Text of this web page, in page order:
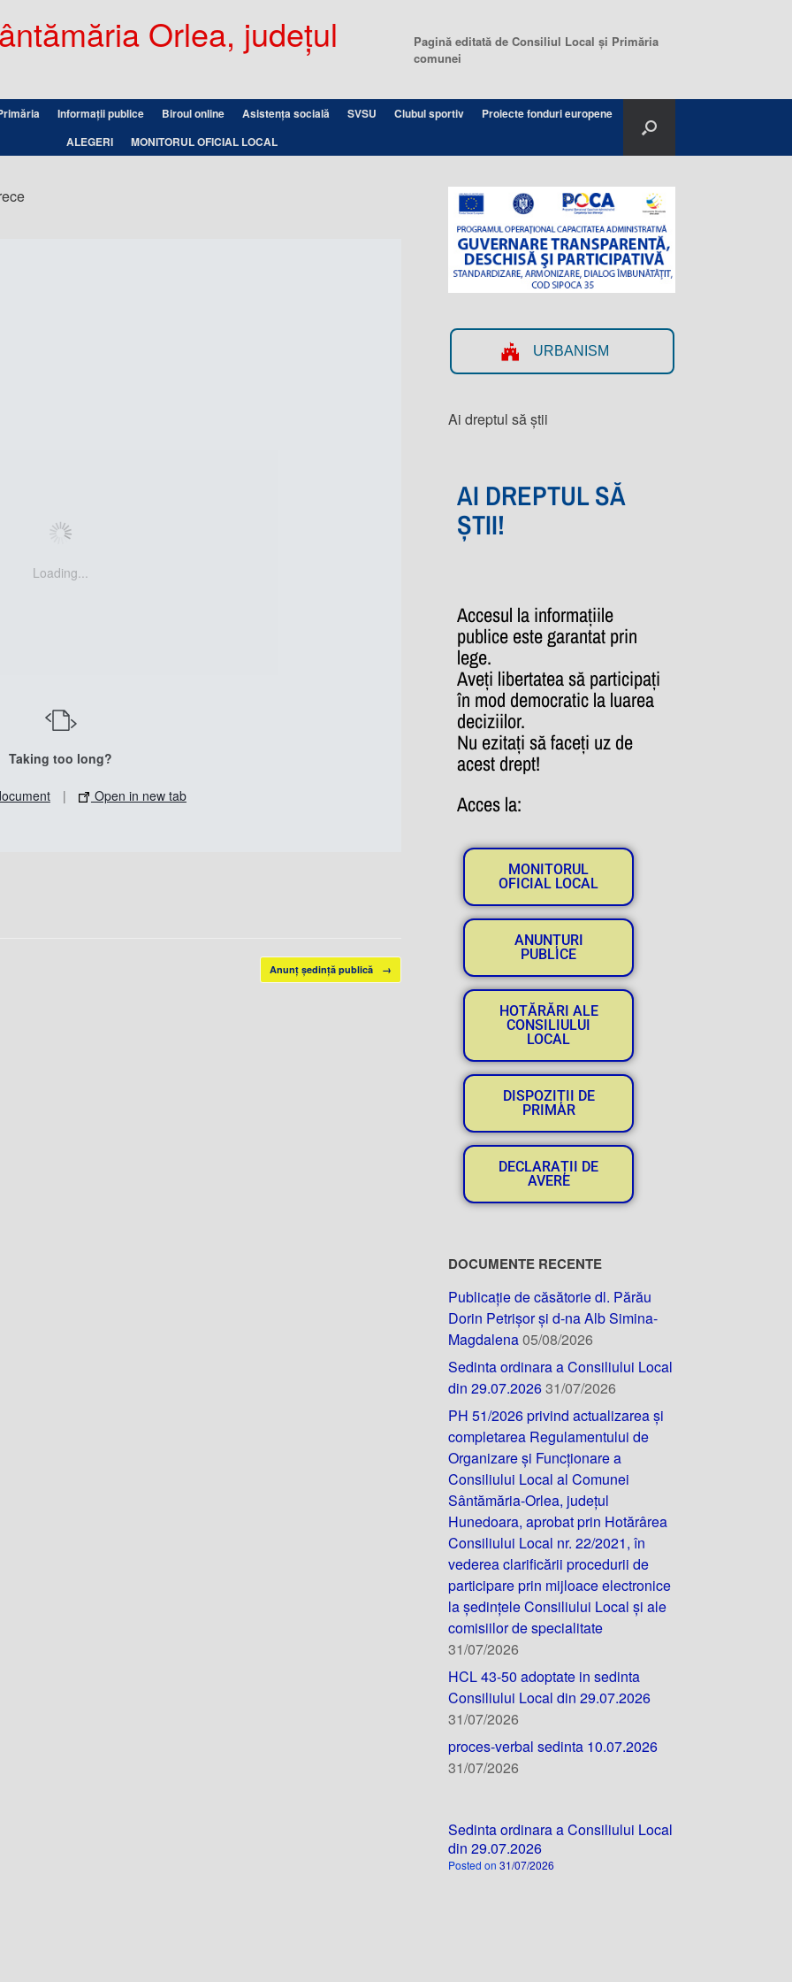
Orlea, județul
Pagină editată de Consiliul Local şi Primăria
comunei
Informații publice Biroul online Asistența socială SVSU Clubul sportiv
Proiecte fonduri europene
ALEGERI
MONITORUL OFICIAL LOCAL
Loading...
Taking too long?
| Open in new tab
Anunț ședință publică →
URBANISM
Ai dreptul să știi
AI DREPTUL SĂ
ȘTII!
Accesul la informațiile
publice este garantat prin
lege.
Aveți libertatea să participați
în mod democratic la luarea
deciziilor.
Nu ezitați să faceți uz de
acest drept!
Acces la:
MONITORUL
OFICIAL LOCAL
ANUNȚURI
PUBLICE
HOTĂRĂRI ALE
CONSILIULUI
LOCAL
DISPOZIȚII DE
PRIMAR
DECLARAȚII DE
AVERE
DOCUMENTE RECENTE
Publicație de căsătorie dl. Părău
Dorin Petrișor și d-na Alb Simina-
Magdalena05/08/2026
Sedinta ordinara a Consiliului Local
din 29.07.202631/07/2026
PH 51/2026 privind actualizarea și
completarea Regulamentului de
Organizare și Funcționare a
Consiliului Local al Comunei
Sântămăria-Orlea, județul
Hunedoara, aprobat prin Hotărârea
Consiliului Local nr. 22/2021, în
vederea clarificării procedurii de
participare prin mijloace electronice
la ședințele Consiliului Local și ale
comisiilor de specialitate
31/07/2026
HCL 43-50 adoptate in sedinta
Consiliului Local din 29.07.2026
31/07/2026
proces-verbal sedinta 10.07.2026
31/07/2026
Sedinta ordinara a Consiliului Local
din 29.07.2026
Posted on31/07/2026